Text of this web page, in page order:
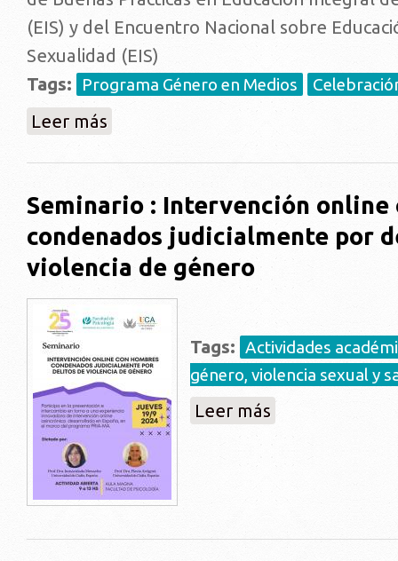
(EIS) y del Encuentro Nacional sobre
Sexualidad (EIS)
Tags:
Programa Género en Medios
Leer más
Seminario : Intervención online
condenados judicialmente por
violencia de género
Tags: Actividades
género, violencia sexual y
Leer más
género